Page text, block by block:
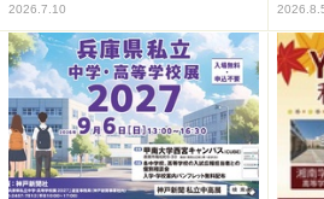
2026.7.10